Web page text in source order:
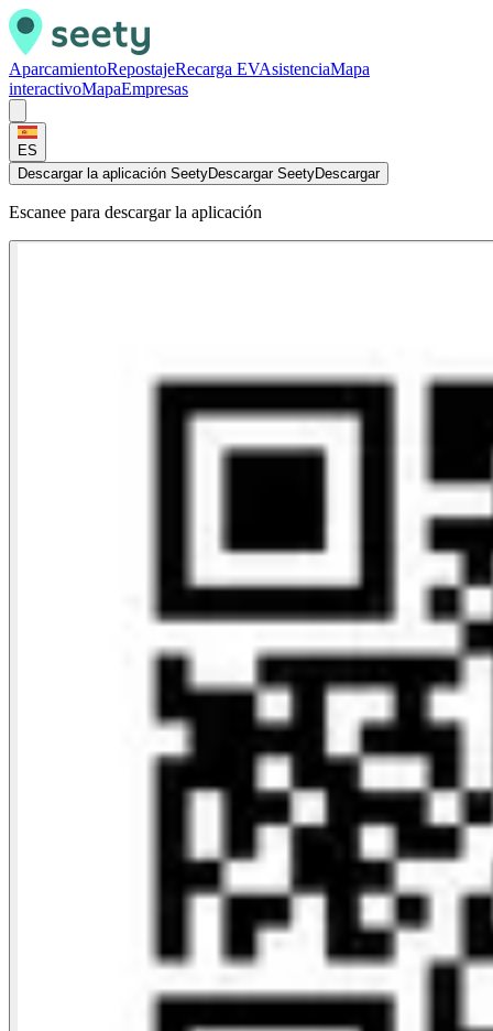
AparcamientoRepostajeRecarga EVAsistenciaMapa
interactivoMapaEmpresas
ES
Descargar la aplicación SeetyDescargar SeetyDescargar
Escanee para descargar la aplicación